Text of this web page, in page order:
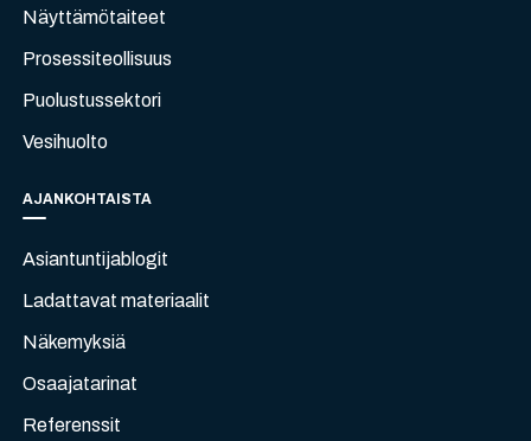
Näyttämötaiteet
Prosessiteollisuus
Puolustussektori
Vesihuolto
AJANKOHTAISTA
Asiantuntijablogit
Ladattavat materiaalit
Näkemyksiä
Osaajatarinat
Referenssit